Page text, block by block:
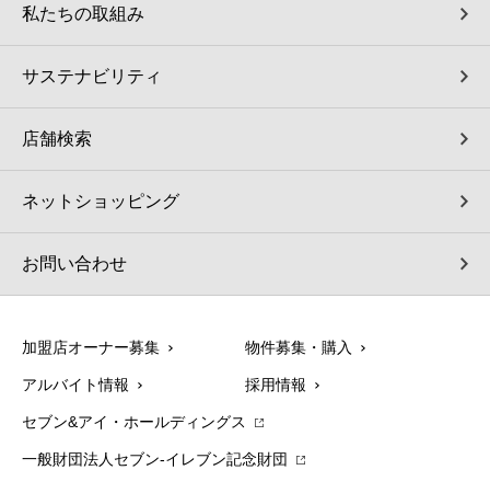
私たちの取組み
サステナビリティ
店舗検索
ネットショッピング
お問い合わせ
加盟店オーナー募集 物件募集・購入
アルバイト情報 採用情報
セブン&アイ・ホールディングス
一般財団法人セブン-イレブン記念財団